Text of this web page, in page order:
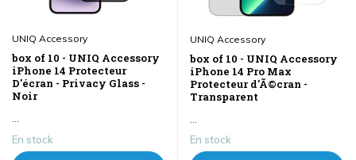
UNIQ Accessory
box of 10 - UNIQ Accessory
iPhone 14 Protecteur
D'écran - Privacy Glass -
Noir
En stock
UNIQ Accessory
box of 10 - UNIQ Accessory
iPhone 14 Pro Max
Protecteur d'Ã©cran -
Transparent
En stock